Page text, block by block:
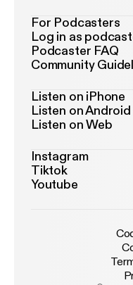
For Podcasters
Log in as
Podcaster FAQ
Community
Listen on iPhone
Listen on Android
Listen on Web
Instagram
Tiktok
Youtube